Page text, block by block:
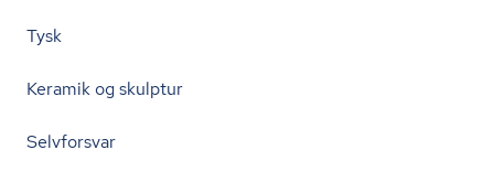
Tysk
Keramik og skulptur
Selvforsvar